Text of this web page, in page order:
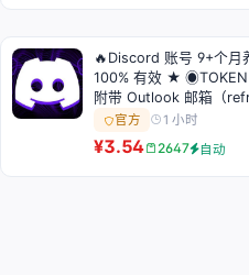
🔥Discord 账号 9+个
100% 有效 ★
附带 Outlook 邮箱（
官方 1 小时
¥3.54 2647 自动